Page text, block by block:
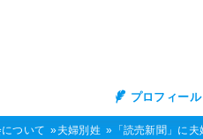
プロフィール
ついて 夫婦別姓 「読売新聞」に